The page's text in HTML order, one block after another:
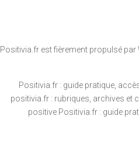
Positivia.fr est fièrement propulsé par
Positivia.fr : guide pratique,
positivia.fr : rubriques, archives et
positive Positivia.fr : guide